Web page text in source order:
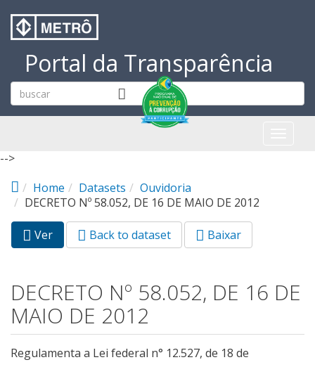
Portal da Transparência
-->
Home
Datasets
Ouvidoria
DECRETO Nº 58.052, DE 16 DE MAIO DE 2012
Abas primárias
Ver
ativa)
Back to dataset Baixar
DECRETO Nº 58.052, DE 16 DE
MAIO DE 2012
Regulamenta a Lei federal n° 12.527, de 18 de